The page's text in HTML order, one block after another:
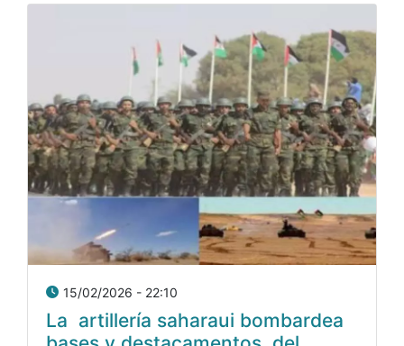
15/02/2026 - 22:10
La artillería saharaui bombardea